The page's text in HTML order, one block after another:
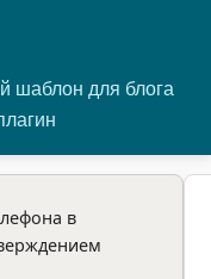
шаблон для блога
в